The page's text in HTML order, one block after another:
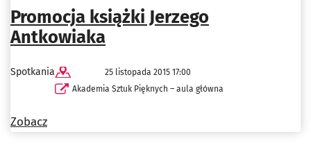
Promocja książki Jerzego
Antkowiaka
Spotkania
25 listopada 2015 17:00
Akademia Sztuk Pięknych – aula główna
Zobacz